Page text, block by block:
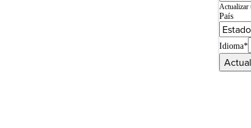
Vet
Supplier
Actualizar
País
Idioma*